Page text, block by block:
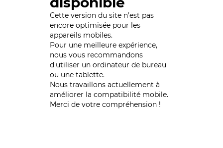
Cette version du site n’est pas
encore optimisée pour les
appareils mobiles.
Pour une meilleure expérience,
nous vous recommandons
d'utiliser un ordinateur de bureau
ou une tablette.
Nous travaillons actuellement à
améliorer la compatibilité mobile.
Merci de votre compréhension !